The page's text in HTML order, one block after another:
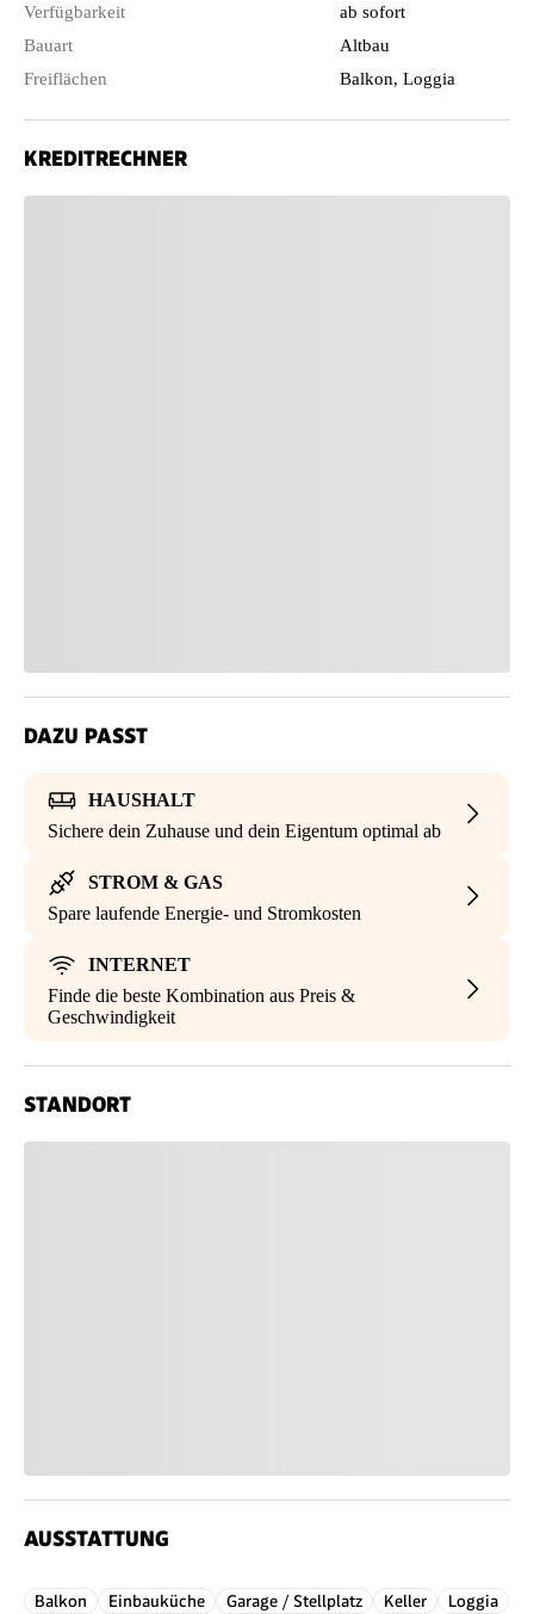
Verfügbarkeit
ab sofort
Bauart
Altbau
Freiflächen
Balkon, Loggia
KREDITRECHNER
DAZU PASST
HAUSHALT
Sichere dein Zuhause und dein Eigentum optimal ab
STROM & GAS
Spare laufende Energie- und Stromkosten
INTERNET
Finde die beste Kombination aus Preis &
Geschwindigkeit
STANDORT
AUSSTATTUNG
Balkon Einbauküche Garage / Stellplatz Keller Loggia